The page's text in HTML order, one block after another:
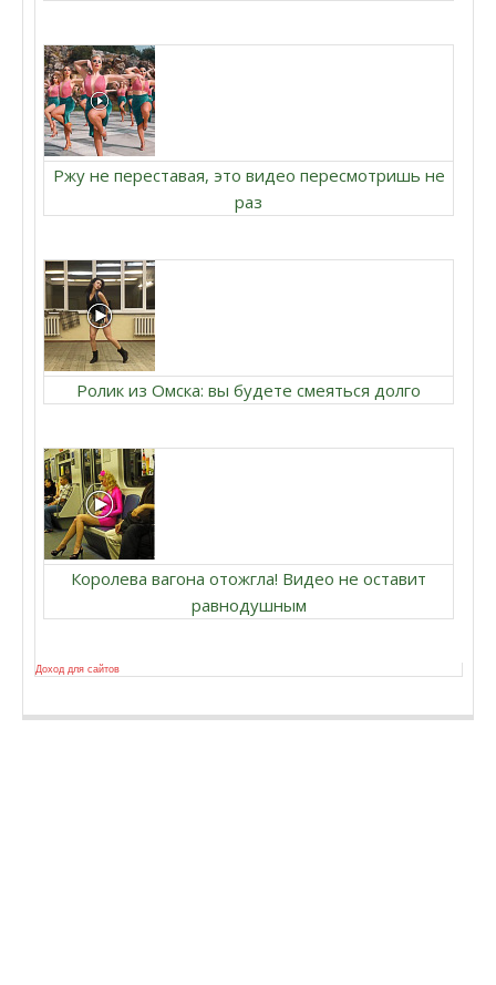
Ржу не переставая, это видео пересмотришь не
раз
Ролик из Омска: вы будете смеяться долго
Королева вагона отожгла! Видео не оставит
равнодушным
Доход для сайтов